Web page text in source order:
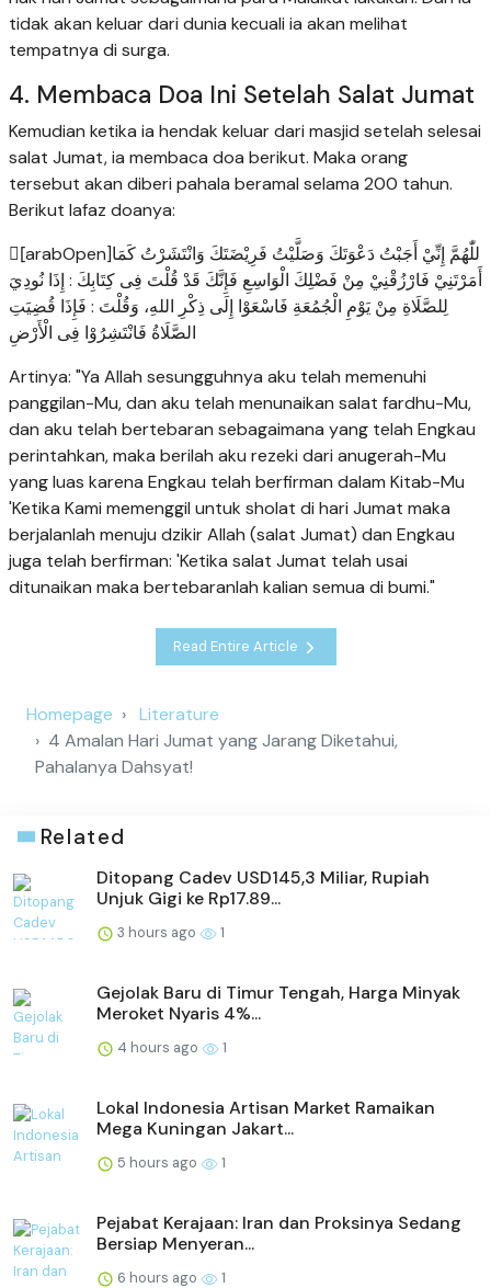
tidak akan keluar dari dunia kecuali ia akan melihat
tempatnya di surga.
4. Membaca Doa Ini Setelah Salat Jumat
Kemudian ketika ia hendak keluar dari masjid setelah selesai
salat Jumat, ia membaca doa berikut. Maka orang
tersebut akan diberi pahala beramal selama 200 tahun.
Berikut lafaz doanya:
[َarabOpen]للّٰهُمَّ إِنِّيْ أَجَبْتُ دَعْوَتَكَ وَصَلَّيْتُ فَرِيْضَتَكَ وَانْتَشَرْتُ كَمَا
أَمَرْتَنِيْ فَارْزُقْنِيْ مِنْ فَضْلِكَ الْوَاسِعِ فَإِنَّكَ قَدْ قُلْتَ فِى كِتَابِكَ : إِذَا نُودِيَ
لِلصَّلَاةِ مِنْ يَوْمِ الْجُمُعَةِ فَاسْعَوْا إِلَى ذِكْرِ اللهِ، وَقُلْتَ : فَإِذَا قُضِيَتِ
الصَّلَاةُ فَانْتَشِرُوْا فِى الْأَرْضِ
Artinya: "Ya Allah sesungguhnya aku telah memenuhi
panggilan-Mu, dan aku telah menunaikan salat fardhu-Mu,
dan aku telah bertebaran sebagaimana yang telah Engkau
perintahkan, maka berilah aku rezeki dari anugerah-Mu
yang luas karena Engkau telah berfirman dalam Kitab-Mu
'Ketika Kami memenggil untuk sholat di hari Jumat maka
berjalanlah menuju dzikir Allah (salat Jumat) dan Engkau
juga telah berfirman: 'Ketika salat Jumat telah usai
ditunaikan maka bertebaranlah kalian semua di bumi."
Read Entire Article
Homepage
Literature
4 Amalan Hari Jumat yang Jarang Diketahui,
Pahalanya Dahsyat!
Related
Ditopang Cadev USD145,3 Miliar, Rupiah
Unjuk Gigi ke Rp17.89...
3 hours ago 1
Gejolak Baru di Timur Tengah, Harga Minyak
Meroket Nyaris 4%...
4 hours ago 1
Lokal Indonesia Artisan Market Ramaikan
Mega Kuningan Jakart...
5 hours ago 1
Pejabat Kerajaan: Iran dan Proksinya Sedang
Bersiap Menyeran...
6 hours ago 1